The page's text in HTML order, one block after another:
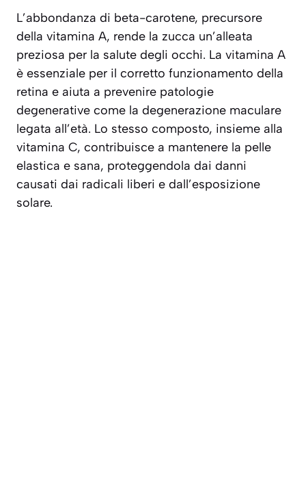
L’abbondanza di beta-carotene, precursore
della vitamina A, rende la zucca un’alleata
preziosa per la salute degli occhi. La vitamina A
è essenziale per il corretto funzionamento della
retina e aiuta a prevenire patologie
degenerative come la degenerazione maculare
legata all’età. Lo stesso composto, insieme alla
vitamina C, contribuisce a mantenere la pelle
elastica e sana, proteggendola dai danni
causati dai radicali liberi e dall’esposizione
solare.